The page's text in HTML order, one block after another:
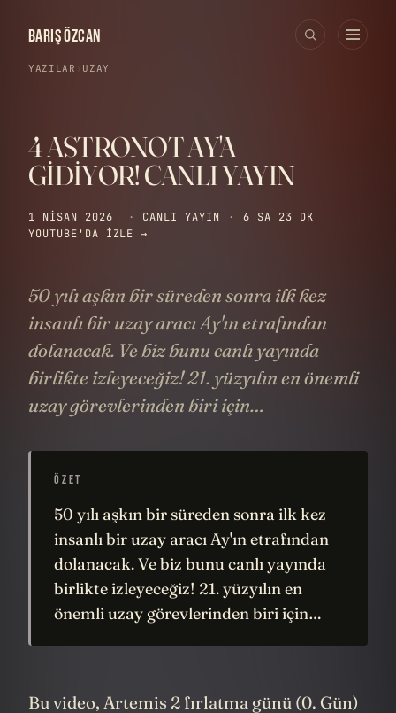
BARIŞ ÖZCAN
YAZILAR UZAY
4 ASTRONOT AY'A
GİDİYOR! CANLI YAYIN
1 NISAN 2026 · CANLI YAYIN ·
6 SA 23 DK
YOUTUBE'DA IZLE →
50 yılı aşkın bir süreden sonra ilk kez
insanlı bir uzay aracı Ay'ın etrafından
dolanacak. Ve biz bunu canlı yayında
birlikte izleyeceğiz! 21. yüzyılın en önemli
uzay görevlerinden biri için…
ÖZET
50 yılı aşkın bir süreden sonra ilk kez
insanlı bir uzay aracı Ay'ın etrafından
dolanacak. Ve biz bunu canlı yayında
birlikte izleyeceğiz! 21. yüzyılın en
önemli uzay görevlerinden biri için…
Bu video, Artemis 2 fırlatma günü (0. Gün)